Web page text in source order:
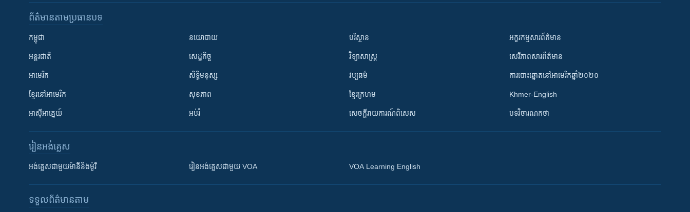
ព័ត៌មាន​តាមប្រធានបទ​
កម្ពុជា
អន្តរជាតិ
អាមេរិក
ខ្មែរ​នៅអាមេរិក
អាស៊ីអាគ្នេយ៍
នយោបាយ
សេដ្ឋកិច្ច
សិទ្ធិមនុស្ស
សុខភាព
អប់រំ
បរិស្ថាន
វិទ្យាសាស្រ្ត
វប្បធម៌
ខ្មែរក្រហម
សេចក្តីរាយការណ៍ពិសេស
អក្ខរកម្មសារព័ត៌មាន
សេរីភាពសារព័ត៌មាន
ការបោះឆ្នោតនៅអាមេរិកឆ្នាំ២០២០
Khmer-English
បទវិចារណកថា
រៀន​​អង់គ្លេស
អង់គ្លេស​ជាមួយ​ម៉ានី​និង​ម៉ូរី រៀន​​​​​​អង់គ្លេស​​ជាមួយ VOA VOA Learning English
ទទួល​ព័ត៌មាន​តាម